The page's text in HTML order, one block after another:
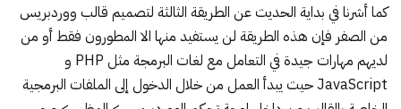
كما أشرنا في بداية الحديث عن الطريقة الثالثة لتصميم قالب ووردبريس
من الصفر فإن هذه الطريقة لن يستفيد منها الا المطورون فقط أو من
لديهم مهارات جيدة في التعامل مع لغات البرمجة مثل PHP و
JavaScript حيث يبدأ العمل من خلال الدخول إلى الملفات البرمجية